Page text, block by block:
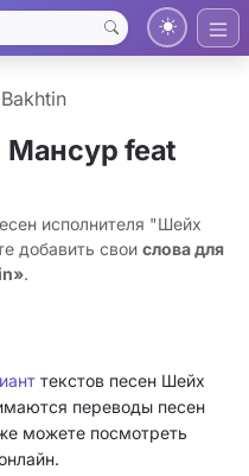
Мансур feat
исполнителя "Шейх
добавить свои слова для
.
текстов песен Шейх
переводы песен
можете посмотреть